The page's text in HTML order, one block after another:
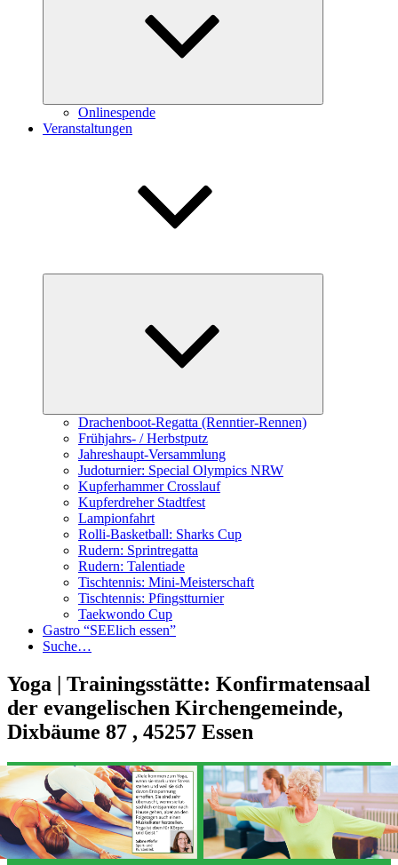
Onlinespende
Veranstaltungen
Drachenboot-Regatta (Renntier-Rennen)
Frühjahrs- / Herbstputz
Jahreshaupt-Versammlung
Judoturnier: Special Olympics NRW
Kupferhammer Crosslauf
Kupferdreher Stadtfest
Lampionfahrt
Rolli-Basketball: Sharks Cup
Rudern: Sprintregatta
Rudern: Talentiade
Tischtennis: Mini-Meisterschaft
Tischtennis: Pfingstturnier
Taekwondo Cup
Gastro “SEElich essen”
Suche…
Yoga | Trainingsstätte: Konfirmatensaal
der evangelischen Kirchengemeinde,
Dixbäume 87 , 45257 Essen